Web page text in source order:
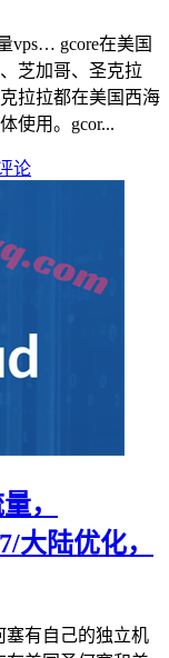
vps… gcore在美国
芝加哥、圣克拉
拉拉都在美国西海
使用。gcor...
论
，
大陆优化，
塞有自己的独立机